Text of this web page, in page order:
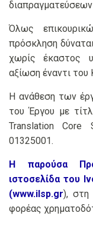
Όλως
πρόσκληση
χωρίς έκαστος
αξίωση έναντι του
Η ανάθεση των
του Έργου με
Translation Core
01325001.
H παρούσα
ιστοσελίδα του
(www.ilsp.gr), στη
φορέας